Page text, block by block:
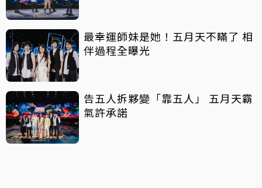
最幸運師妹是她！五月天不瞞了 相
伴過程全曝光
告五人拆夥變「靠五人」 五月天霸
氣許承諾